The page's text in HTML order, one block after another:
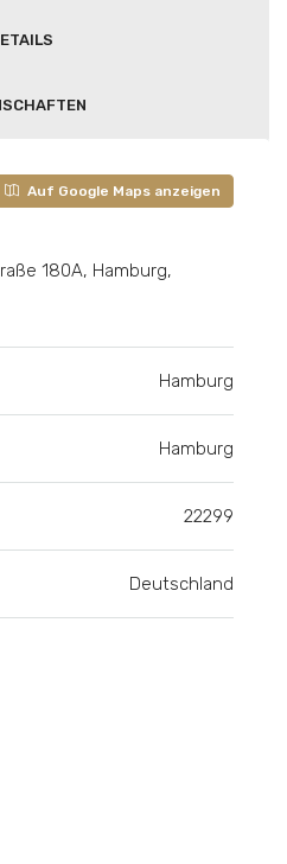
Auf Google Maps anzeigen
180A, Hamburg,
Hamburg
Hamburg
22299
Deutschland